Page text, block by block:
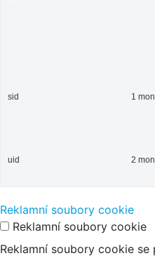
sid 1
uid 2
Reklamní soubory cookie
Reklamní soubory cookie
Reklamní soubory cookie